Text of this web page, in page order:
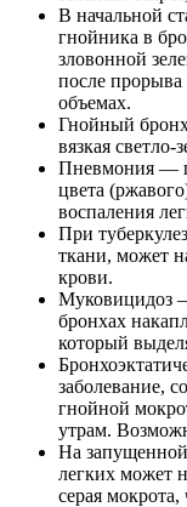
В начальной
гнойника в
зловонной
после прорыва
объемах.
Гнойный
вязкая
Пневмония —
цвета
воспаления
При
ткани, может
крови.
Муковицидоз
бронхах
который
заболевание,
гнойной
утрам.
На запущенной
легких может
серая мокрота,